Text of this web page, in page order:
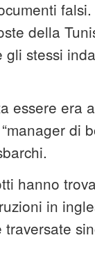
falsi.
della
stessi
essere era
di
hanno
in